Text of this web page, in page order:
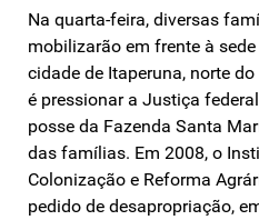
Na quarta-feira, diversas
mobilizarão em frente à
cidade de Itaperuna, norte
é pressionar a Justiça
posse da Fazenda Santa
das famílias. Em 2008, o
Colonização e Reforma
pedido de desapropriação,